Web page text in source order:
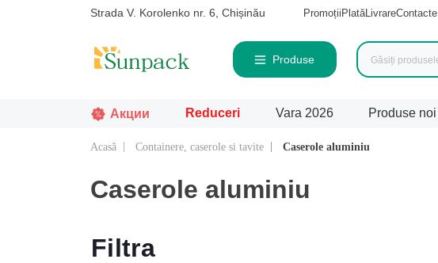
Strada V. Korolenko nr. 6, Chișinău Promoții PlatăLivrareContacte
Produse
Акции Reduceri Vara 2026 Produse noi
Acasă Containere, caserole si tavite Caserole aluminiu
Caserole aluminiu
Filtra